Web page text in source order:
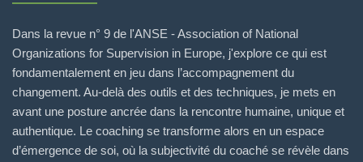
Dans la revue n° 9 de l'ANSE - Association of National
Organizations for Supervision in Europe, j'explore ce qui est
fondamentalement en jeu dans l’accompagnement du
changement. Au-delà des outils et des techniques, je mets en
avant une posture ancrée dans la rencontre humaine, unique et
authentique. Le coaching se transforme alors en un espace
d’émergence de soi, où la subjectivité du coaché se révèle dans